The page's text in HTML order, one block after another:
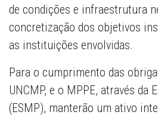
de condições e infraestrutura
concretização dos objetivos
as instituições envolvidas.
Para o cumprimento das
UNCMP, e o MPPE, através da
(ESMP), manterão um ativo